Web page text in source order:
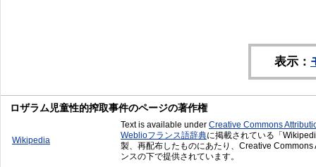
表示：
ロザラム児童性的搾取事件のページの著作権
Wikipedia
Text is available under Creative Commons
Weblioフランス語辞典に掲載されている「
製、再配布したものにあたり、Creative
ンスの下で提供されています。